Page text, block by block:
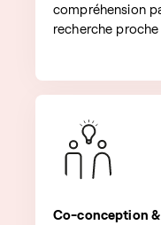
compréhension
recherche
Co-conception